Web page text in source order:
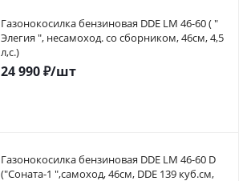
Газонокосилка бензиновая DDE LM 46-60 ( "
Элегия ", несамоход. со сборником, 46см, 4,5
л,с.)
24 990₽/шт
Газонокосилка бензиновая DDE LM 46-60 D
("Соната-1 ",самоход, 46cм, DDE 139 куб.см,